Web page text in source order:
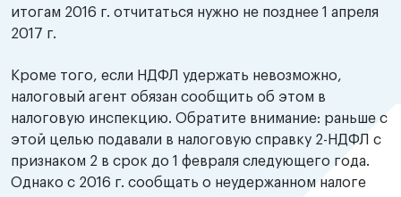
итогам 2016 г. отчитаться нужно не позднее 1 апреля
2017 г.
Кроме того, если НДФЛ удержать невозможно,
налоговый агент обязан сообщить об этом в
налоговую инспекцию. Обратите внимание: раньше с
этой целью подавали в налоговую справку 2-НДФЛ с
признаком 2 в срок до 1 февраля следующего года.
Однако с 2016 г. сообщать о неудержанном налоге